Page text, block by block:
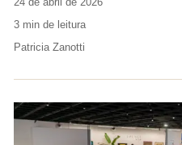
3 min de leitura
Patricia Zanotti